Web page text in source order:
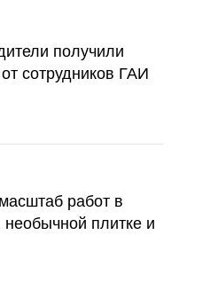
получили
сотрудников ГАИ
работ в
плитке и